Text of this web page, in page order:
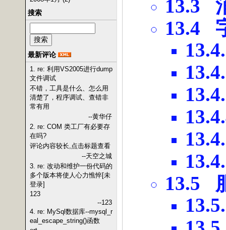
搜索
最新评论
1. re: 利用VS2005进行dump
文件调试
不错，工具是什么、怎么用
清楚了，程序调试、查错非
常有用
--黄华仔
2. re: COM 类工厂有必要存
在吗?
评论内容较长,点击标题查看
--天空之城
3. re: 改动和维护一份代码的
多个版本将使人心力憔悴[未
登录]
123
--123
4. re: MySql数据库--mysql_r
eal_escape_string()函数
13.3
13.4
13.5